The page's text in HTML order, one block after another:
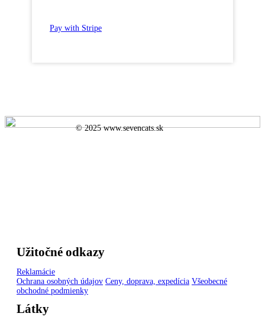
Pay with Stripe
© 2025 www.sevencats.sk
Užitočné odkazy
Reklamácie
Ochrana osobných údajov Ceny, doprava, expedícia Všeobecné
obchodné podmienky
Látky